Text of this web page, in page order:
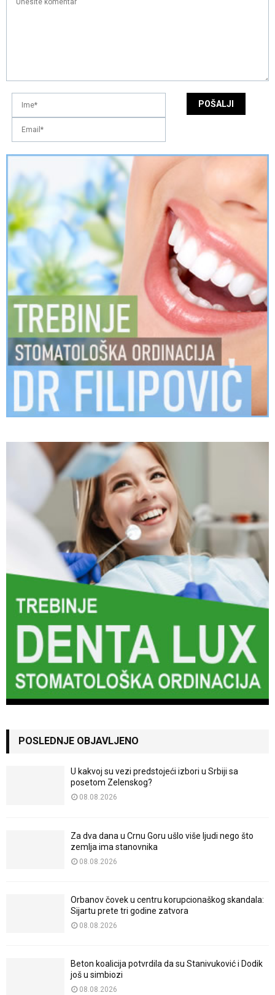
POSLEDNJE OBJAVLJENO
U kakvoj su vezi predstojeći izbori u Srbiji sa
posetom Zelenskog?
08.08.2026
Za dva dana u Crnu Goru ušlo više ljudi nego što
zemlja ima stanovnika
08.08.2026
Orbanov čovek u centru korupcionaškog skandala:
Sijartu prete tri godine zatvora
08.08.2026
Beton koalicija potvrdila da su Stanivuković i Dodik
još u simbiozi
08.08.2026